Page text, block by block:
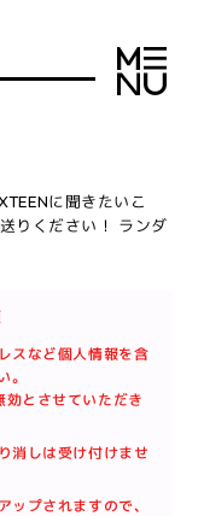
に聞きたいこ
りください！ ランダ
スなど個人情報を含
。
効とさせていただき
消しは受け付けませ
ップされますので、